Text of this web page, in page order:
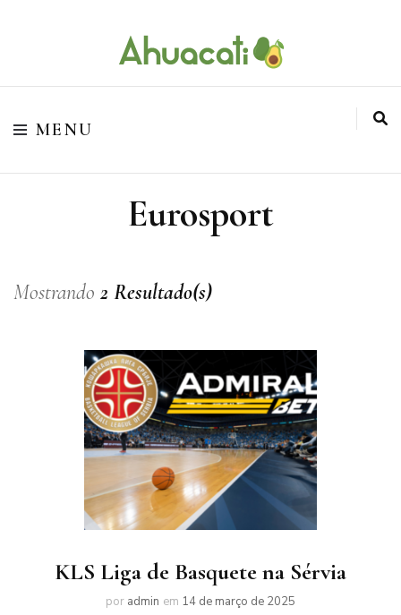
Ahuacati
O melhor da Internet em um só lugar
MENU
Eurosport
Mostrando 2 Resultado(s)
KLS Liga de Basquete na Sérvia
por admin em 14 de março de 2025